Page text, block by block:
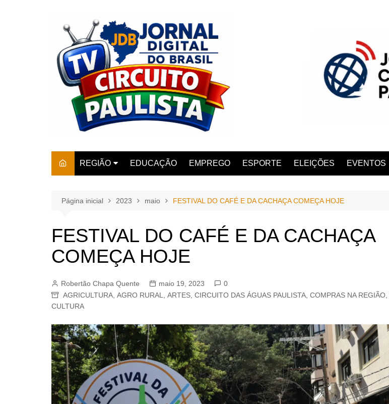
REGIÃO
AMPARO
BARRETOS
JAGUARIÚNA
JUNDIAÍ
MOGI GUAÇU
MOGI MIRIM
PAULÍNIA
PEDREIRA
RIBEIRÃO PRETO
EDUCAÇÃO EMPREGO ESPORTE ELEIÇÕES EVENTOS
Página inicial 2023 maio FESTIVAL DO CAFÉ E DA CACHAÇA COMEÇA HOJE
FESTIVAL DO CAFÉ E DA CACHAÇA
COMEÇA HOJE
Robertão Chapa Quente maio 19, 2023
0
AGRICULTURA AGRO RURAL ARTES CIRCUITO DAS ÁGUAS PAULISTA COMPRAS NA REGIÃO
CULTURA